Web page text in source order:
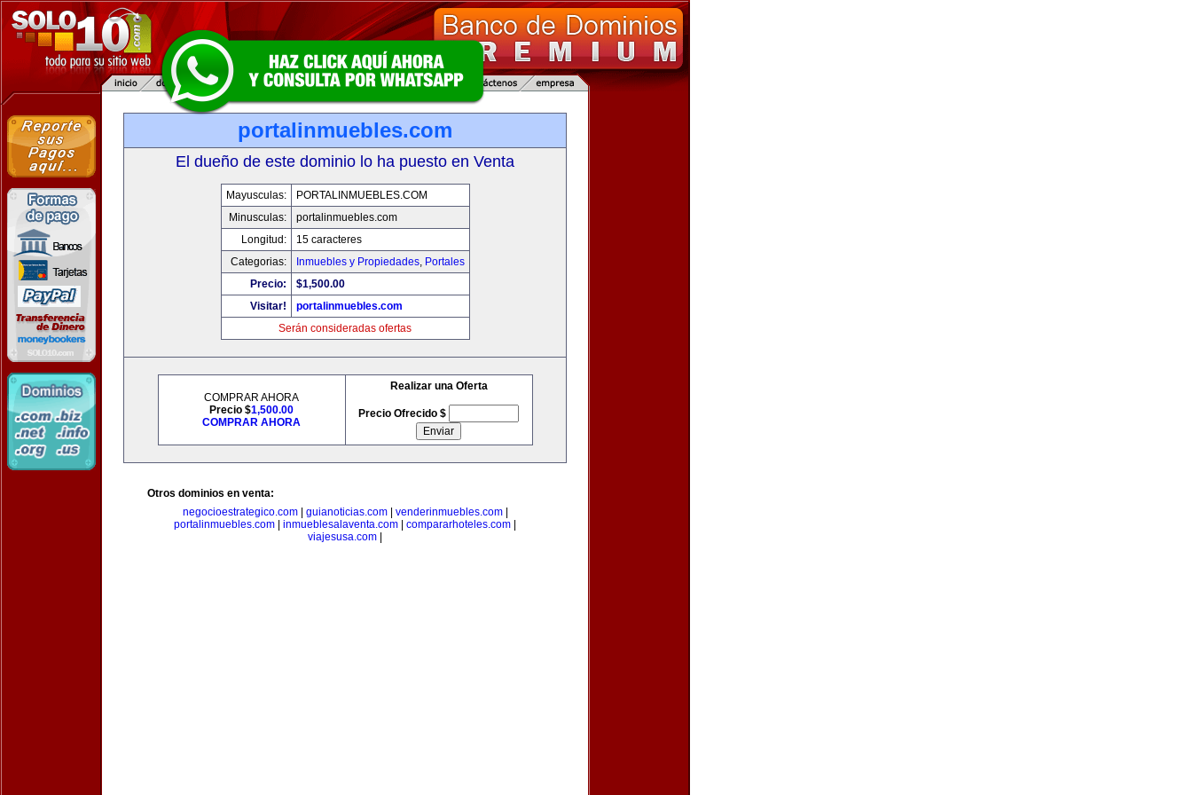
portalinmuebles.com
El dueño de este dominio lo ha puesto en Venta
Mayusculas:
PORTALINMUEBLES.COM
Minusculas:
portalinmuebles.com
Longitud:
15 caracteres
Categorias:
Inmuebles y Propiedades, Portales
Precio:
$1,500.00
Visitar!
portalinmuebles.com
Serán consideradas ofertas
COMPRAR AHORA
Precio $1,500.00
COMPRAR AHORA
Realizar una Oferta
Precio Ofrecido $
Otros dominios en venta:
negocioestrategico.com| guianoticias.com| venderinmuebles.com|
portalinmuebles.com
inmueblesalaventa.com compararhoteles.com
viajesusa.com